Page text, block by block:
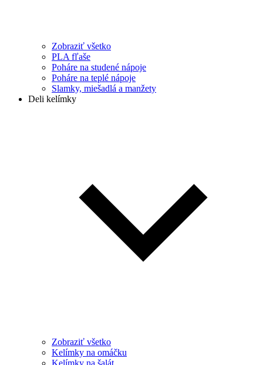
Zobraziť všetko
PLA fľaše
Poháre na studené nápoje
Poháre na teplé nápoje
Slamky, miešadlá a manžety
Deli kelímky
Zobraziť všetko
Kelímky na omáčku
Kelímky na šalát